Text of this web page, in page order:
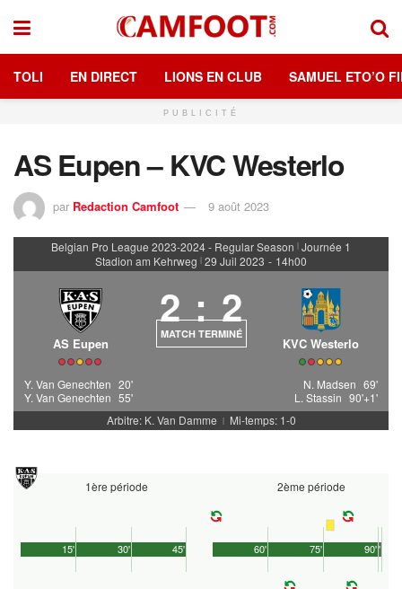
TOLI EN DIRECT LIONS EN CLUB SAMUEL ETO’O
PUBLICITÉ
AS Eupen – KVC Westerlo
par Redaction Camfoot 9 août 2023
Belgian Pro League 2023-2024 - Regular Season | Journée 1
Stadion am Kehrweg | 29 Juil 2023 - 14h00
AS Eupen
2 : 2
MATCH TERMINÉ
KVC Westerlo
Y. Van Genechten 20'
Y. Van Genechten 55'
N. Madsen 69'
L. Stassin 90'+1'
Arbitre: K. Van Damme
| Mi-temps: 1-0
1ère période
45'
15' 30'
2ème période
90'
60' 75' 1'